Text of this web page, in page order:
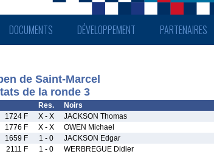
DOCUMENTS DÉVELOPPEMENT PARTENAIRES
de Saint-Marcel
de la ronde 3
Res. Noirs
1724 F X - X JACKSON Thomas
1776 F X - X OWEN Michael
1659 F 1 - 0 JACKSON Edgar
2111 F 1 - 0 WERBREGUE Didier